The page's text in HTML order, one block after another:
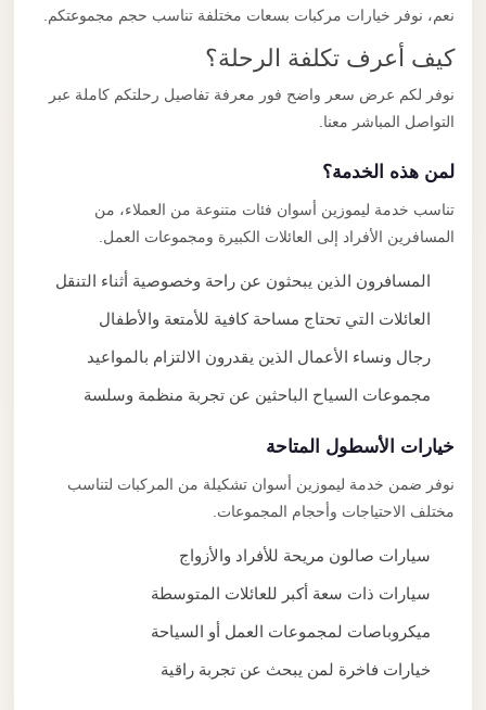
نعم، نوفر خيارات مركبات بسعات مختلفة تناسب حجم مجموعتكم.
كيف أعرف تكلفة الرحلة؟
نوفر لكم عرض سعر واضح فور معرفة تفاصيل رحلتكم كاملة عبر
التواصل المباشر معنا.
لمن هذه الخدمة؟
تناسب خدمة ليموزين أسوان فئات متنوعة من العملاء، من
المسافرين الأفراد إلى العائلات الكبيرة ومجموعات العمل.
المسافرون الذين يبحثون عن راحة وخصوصية أثناء التنقل
العائلات التي تحتاج مساحة كافية للأمتعة والأطفال
رجال ونساء الأعمال الذين يقدرون الالتزام بالمواعيد
مجموعات السياح الباحثين عن تجربة منظمة وسلسة
خيارات الأسطول المتاحة
نوفر ضمن خدمة ليموزين أسوان تشكيلة من المركبات لتناسب
مختلف الاحتياجات وأحجام المجموعات.
سيارات صالون مريحة للأفراد والأزواج
سيارات ذات سعة أكبر للعائلات المتوسطة
ميكروباصات لمجموعات العمل أو السياحة
خيارات فاخرة لمن يبحث عن تجربة راقية